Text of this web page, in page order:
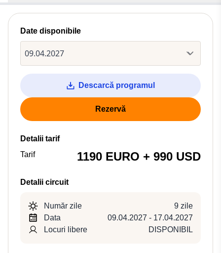
Date disponibile
Descarcă programul
Rezervă
Detalii tarif
Tarif
1190 EURO + 990 USD
Detalii circuit
Număr zile
9 zile
Data
09.04.2027 - 17.04.2027
Locuri libere
DISPONIBIL